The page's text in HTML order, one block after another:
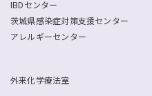
IBDセンター
茨城県感染症対策支援センター
アレルギーセンター
外来化学療法室